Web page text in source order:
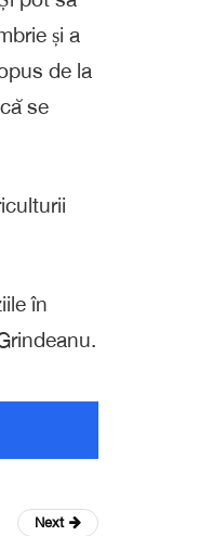
și a
de la
se
în
Next